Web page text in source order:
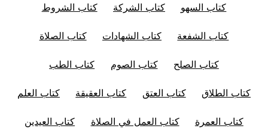
كتاب السهو كتاب الشركة كتاب الشروط
كتاب الشفعة كتاب الشهادات كتاب الصلاة
كتاب الصلح كتاب الصوم كتاب الطب
كتاب الطلاق كتاب العتق كتاب العقيقة كتاب العلم
كتاب العمرة كتاب العمل في الصلاة كتاب العيدين